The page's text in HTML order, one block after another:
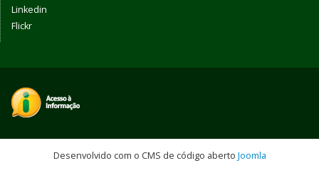
Linkedin
Flickr
Desenvolvido com o CMS de código aberto Joomla